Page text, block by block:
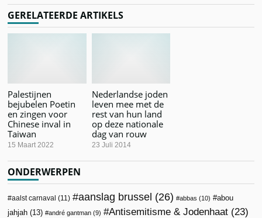
GERELATEERDE ARTIKELS
Palestijnen
bejubelen Poetin
en zingen voor
Chinese inval in
Taiwan
15 Maart 2022
Nederlandse joden
leven mee met de
rest van hun land
op deze nationale
dag van rouw
23 Juli 2014
ONDERWERPEN
aalst carnaval (11) aanslag brussel (26) abbas (10)
abou
jahjah (13) andré gantman (9) Antisemitisme & Jodenhaat (23)